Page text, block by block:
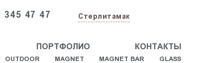
345 47 47 Стерлитамак
ПОРТФОЛИО КОНТАКТЫ
OUTDOOR MAGNET MAGNET BAR GLASS